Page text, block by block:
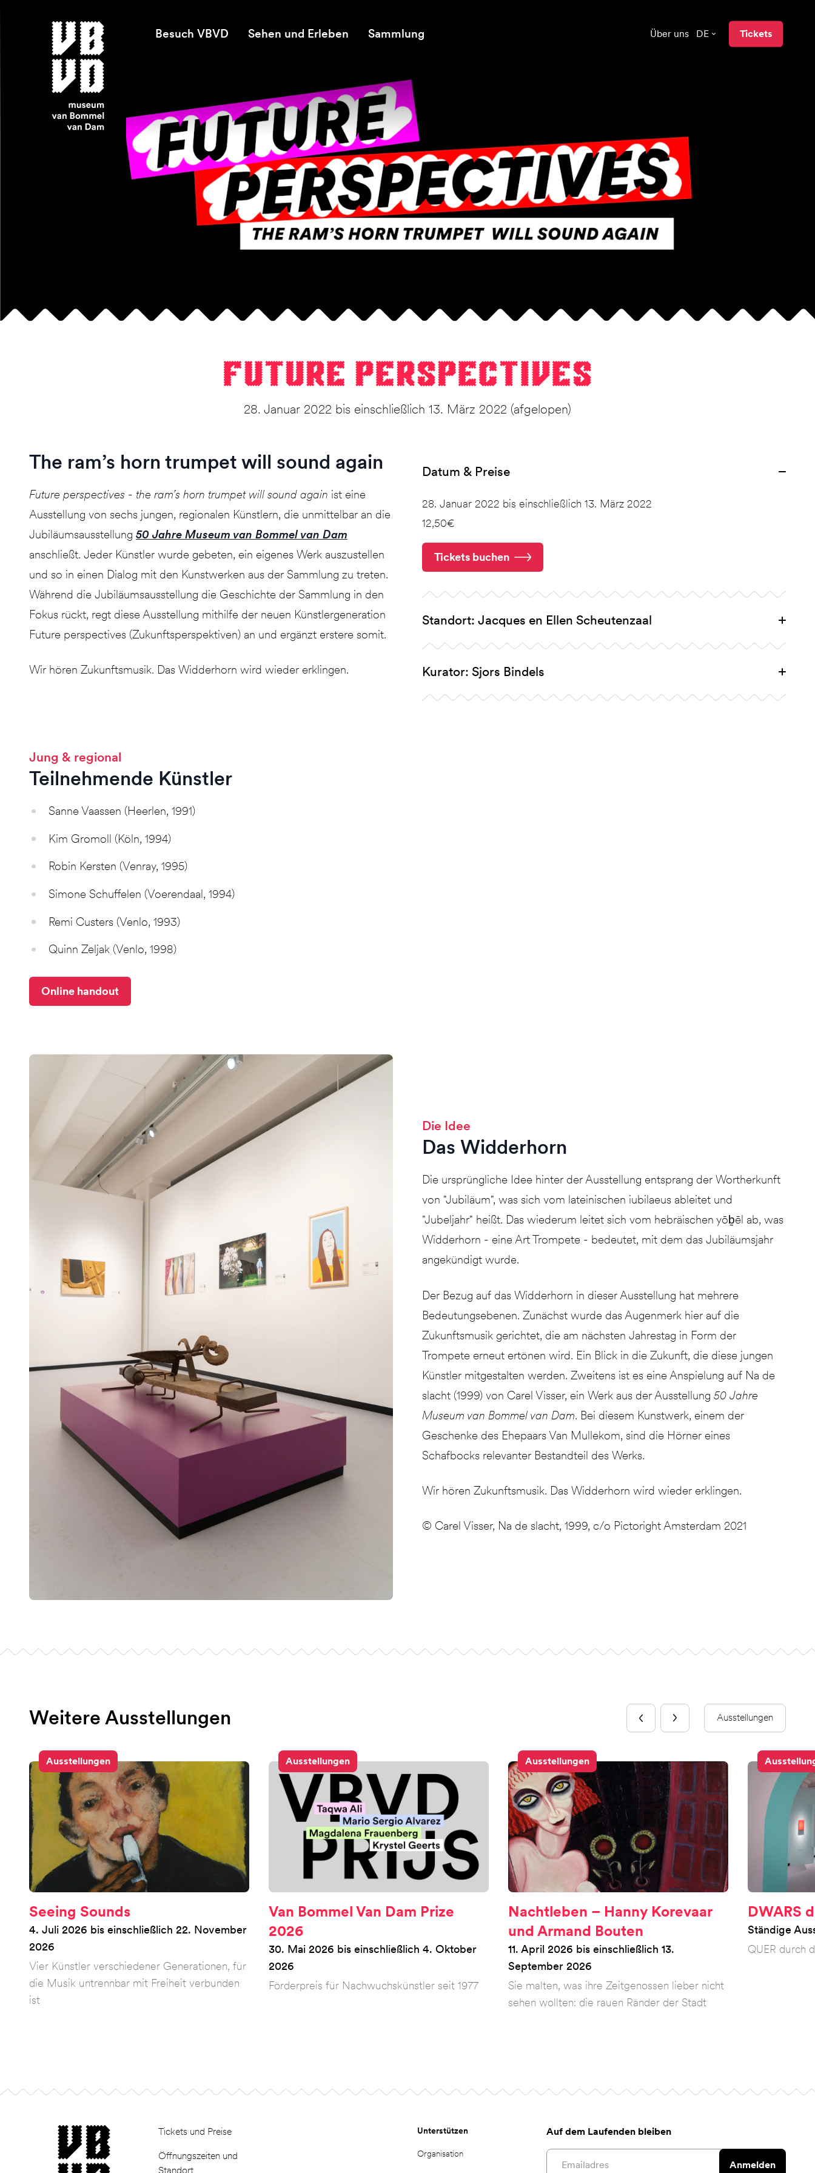
museum van Bommel van Dam
Besuch VBVD Sehen und Erleben Sammlung Über uns DE Tickets
Future per­spec­tives
28. Januar 2022 bis einschließlich 13. März 2022 (afgelopen)
The ram’s horn trumpet will sound again
Future perspectives - the ram’s horn trumpet will sound again ist eine
Ausstellung von sechs jungen, regionalen Künstlern, die unmittelbar an die
Jubiläumsausstellung 50 Jahre Museum van Bommel van Dam
anschließt. Jeder Künstler wurde gebeten, ein eigenes Werk auszustellen
und so in einen Dialog mit den Kunstwerken aus der Sammlung zu treten.
Während die Jubiläumsausstellung die Geschichte der Sammlung in den
Fokus rückt, regt diese Ausstellung mithilfe der neuen Künstlergeneration
Future perspectives (Zukunftsperspektiven) an und ergänzt erstere somit.
Wir hören Zukunftsmusik. Das Widderhorn wird wieder erklingen.
Datum & Preise
28. Januar 2022 bis einschließlich 13. März 2022
12,50€
Tickets buchen
Standort: Jacques en Ellen Scheutenzaal
Kurator: Sjors Bindels
Jung & regional
Teilnehmende Künstler
Sanne Vaassen (Heerlen, 1991)
Kim Gromoll (Köln, 1994)
Robin Kersten (Venray, 1995)
Simone Schuffelen (Voerendaal, 1994)
Remi Custers (Venlo, 1993)
Quinn Zeljak (Venlo, 1998)
Online handout
Die Idee
Das Widderhorn
Die ursprüngliche Idee hinter der Ausstellung entsprang der Wortherkunft
von "Jubiläum", was sich vom lateinischen iubilaeus ableitet und
"Jubeljahr" heißt. Das wiederum leitet sich vom hebräischen yōḇēl ab, was
Widderhorn - eine Art Trompete - bedeutet, mit dem das Jubiläumsjahr
angekündigt wurde.
Der Bezug auf das Widderhorn in dieser Ausstellung hat mehrere
Bedeutungsebenen. Zunächst wurde das Augenmerk hier auf die
Zukunftsmusik gerichtet, die am nächsten Jahrestag in Form der
Trompete erneut ertönen wird. Ein Blick in die Zukunft, die diese jungen
Künstler mitgestalten werden. Zweitens ist es eine Anspielung auf Na de
slacht (1999) von Carel Visser, ein Werk aus der Ausstellung 50 Jahre
Museum van Bommel van Dam. Bei diesem Kunstwerk, einem der
Geschenke des Ehepaars Van Mullekom, sind die Hörner eines
Schafbocks relevanter Bestandteil des Werks.
Wir hören Zukunftsmusik. Das Widderhorn wird wieder erklingen.
© Carel Visser, Na de slacht, 1999, c/o Pictoright Amsterdam 2021
Weitere Ausstellungen Ausstellungen
Ausstellungen
Seeing Sounds
4. Juli 2026 bis einschließlich 22. November
2026
Vier Künstler verschiedener Generationen, für
die Musik untrennbar mit Freiheit verbunden
ist
Ausstellungen
Van Bommel Van Dam Prize
2026
30. Mai 2026 bis einschließlich 4. Oktober
2026
Förderpreis für Nachwuchskünstler seit 1977
Ausstellungen
Nachtleben – Hanny Korevaar
und Armand Bouten
11. April 2026 bis einschließlich 13.
September 2026
Sie malten, was ihre Zeitgenossen lieber nicht
sehen wollten: die rauen Ränder der Stadt
DWARS
Ständige
QUER durch
Tickets und Preise
Öffnungszeiten und
Standort
museum van Bommel van Dam Unterstützen
Organisation
Auf dem Laufenden bleiben
Email address
Anmelden